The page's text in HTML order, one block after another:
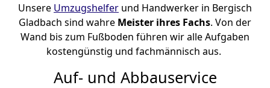
Unsere Umzugshelfer und Handwerker in Bergisch
Gladbach sind wahre Meister ihres Fachs. Von der
Wand bis zum Fußboden führen wir alle Aufgaben
kostengünstig und fachmännisch aus.
Auf- und Abbauservice